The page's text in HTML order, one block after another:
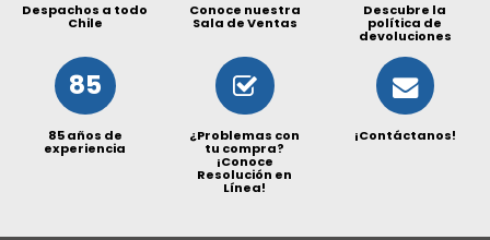
Despachos a todo
Chile
Conoce nuestra
Sala de Ventas
Descubre la
política de
devoluciones
85
85 años de
experiencia
¿Problemas con
tu compra?
¡Conoce
Resolución en
Línea!
¡Contáctanos!